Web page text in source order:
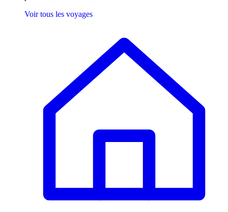
Voir tous les voyages